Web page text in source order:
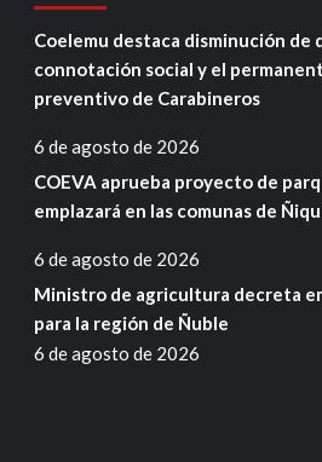
Coelemu destaca disminución de
connotación social y el
preventivo de Carabineros
6 de agosto de 2026
COEVA aprueba proyecto de
emplazará en las comunas de
6 de agosto de 2026
Ministro de agricultura decreta
para la región de Ñuble
6 de agosto de 2026